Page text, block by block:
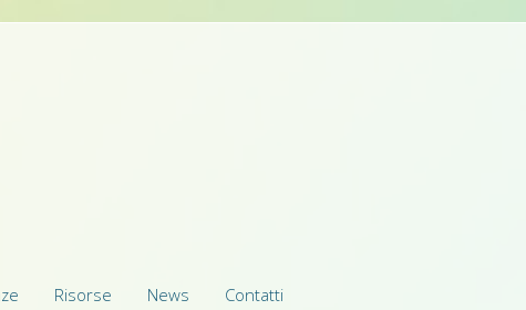
Risorse News Contatti